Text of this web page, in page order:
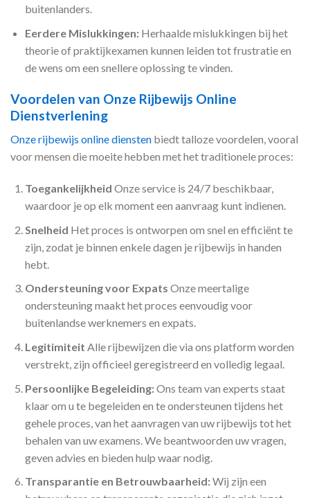
buitenlanders.
Eerdere Mislukkingen:Herhaalde mislukkingen bij het
theorie of praktijkexamen kunnen leiden tot frustratie en
de wens om een snellere oplossing te vinden.
Voordelen van Onze Rijbewijs Online
Dienstverlening
Onze rijbewijs online diensten biedt talloze voordelen, vooral
voor mensen die moeite hebben met het traditionele proces:
Toegankelijkheid Onze service is 24/7 beschikbaar,
waardoor je op elk moment een aanvraag kunt indienen.
Snelheid Het proces is ontworpen om snel en efficiënt te
zijn, zodat je binnen enkele dagen je rijbewijs in handen
hebt.
Ondersteuning voor Expats Onze meertalige
ondersteuning maakt het proces eenvoudig voor
buitenlandse werknemers en expats.
Legitimiteit Alle rijbewijzen die via ons platform worden
verstrekt, zijn officieel geregistreerd en volledig legaal.
Persoonlijke Begeleiding:Ons team van experts staat
klaar om u te begeleiden en te ondersteunen tijdens het
gehele proces, van het aanvragen van uw rijbewijs tot het
behalen van uw examens. We beantwoorden uw vragen,
geven advies en bieden hulp waar nodig.
Transparantie en Betrouwbaarheid:Wij zijn een